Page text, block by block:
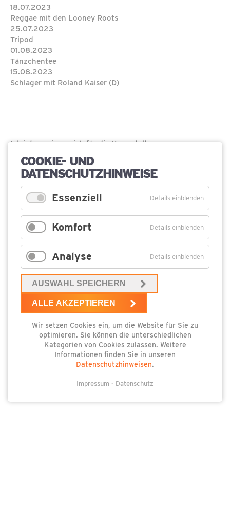
18.07.2023
Reggae mit den Looney Roots
25.07.2023
Tripod
01.08.2023
Tänzchentee
15.08.2023
Schlager mit Roland Kaiser (D)
Ich interessiere mich für die Veranstaltung
Pflichtfeld
Name*
Pflichtfeld
Mail*
Betreff
Pflichtfeld
Ihre
Anfrage*
COOKIE- UND
DATENSCHUTZHINWEISE
Essenziell Details einblenden
Komfort Details einblenden
Analyse Details einblenden
AUSWAHL SPEICHERN
ALLE AKZEPTIEREN
Wir setzen Cookies ein, um die Website für Sie zu
optimieren. Sie können die unterschiedlichen
Kategorien von Cookies zulassen. Weitere
Informationen finden Sie in unseren
Datenschutzhinweisen.
Impressum Datenschutz